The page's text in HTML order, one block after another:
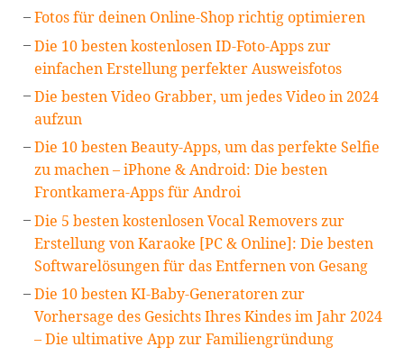
Fotos für deinen Online-Shop richtig optimieren
Die 10 besten kostenlosen ID-Foto-Apps zur
einfachen Erstellung perfekter Ausweisfotos
Die besten Video Grabber, um jedes Video in 2024
aufzun
Die 10 besten Beauty-Apps, um das perfekte Selfie
zu machen – iPhone & Android: Die besten
Frontkamera-Apps für Androi
Die 5 besten kostenlosen Vocal Removers zur
Erstellung von Karaoke [PC & Online]: Die besten
Softwarelösungen für das Entfernen von Gesang
Die 10 besten KI-Baby-Generatoren zur
Vorhersage des Gesichts Ihres Kindes im Jahr 2024
– Die ultimative App zur Familiengründung